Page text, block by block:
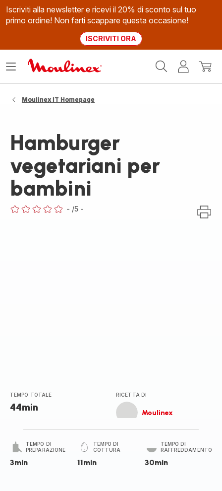
Iscriviti alla newsletter e ricevi il 20% di sconto sul tuo
primo ordine! Non farti scappare questa occasione!
ISCRIVITI ORA
Il
Apri
Moulinex IT Homepage
Hamburger
vegetariani per
bambini
- /5 -
TEMPO TOTALE
44min
RICETTA DI
Moulinex
TEMPO DI
PREPARAZIONE
3min
TEMPO DI
COTTURA
11min
TEMPO DI
RAFFREDDAMENTO
30min